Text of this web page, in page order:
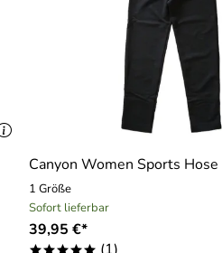
Canyon Women Sports
1 Größe
Sofort lieferbar
39,95 €*
*****